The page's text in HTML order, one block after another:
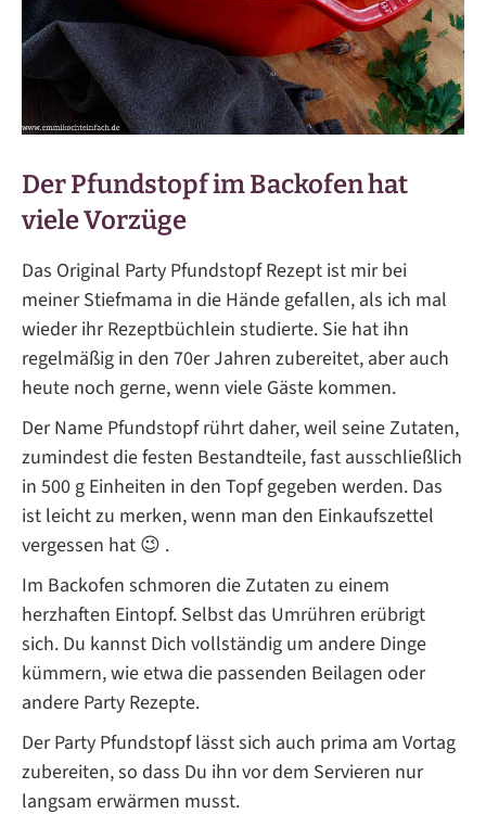
Der Pfundstopf im Backofen hat
viele Vorzüge
Das Original Party Pfundstopf Rezept ist mir bei
meiner Stiefmama in die Hände gefallen, als ich mal
wieder ihr Rezeptbüchlein studierte. Sie hat ihn
regelmäßig in den 70er Jahren zubereitet, aber auch
heute noch gerne, wenn viele Gäste kommen.
Der Name Pfundstopf rührt daher, weil seine Zutaten,
zumindest die festen Bestandteile, fast ausschließlich
in 500 g Einheiten in den Topf gegeben werden. Das
ist leicht zu merken, wenn man den Einkaufszettel
vergessen hat 😉 .
Im Backofen schmoren die Zutaten zu einem
herzhaften Eintopf. Selbst das Umrühren erübrigt
sich. Du kannst Dich vollständig um andere Dinge
kümmern, wie etwa die passenden Beilagen oder
andere Party Rezepte.
Der Party Pfundstopf lässt sich auch prima am Vortag
zubereiten, so dass Du ihn vor dem Servieren nur
langsam erwärmen musst.